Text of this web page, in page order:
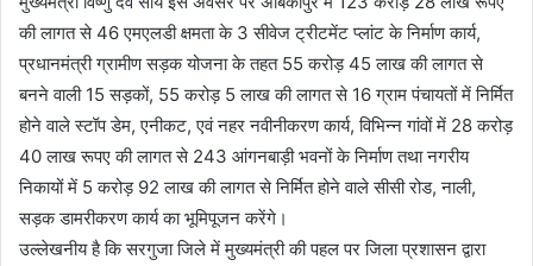
की लागत से 46 एमएलडी क्षमता के 3 सीवेज ट्रीटमेंट प्लांट के निर्माण कार्य,
प्रधानमंत्री ग्रामीण सड़क योजना के तहत 55 करोड़ 45 लाख की लागत से
बनने वाली 15 सड़कों, 55 करोड़ 5 लाख की लागत से 16 ग्राम पंचायतों में निर्मित
होने वाले स्टॉप डेम, एनीकट, एवं नहर नवीनीकरण कार्य, विभिन्न गांवों में 28 करोड़
40 लाख रूपए की लागत से 243 आंगनबाड़ी भवनों के निर्माण तथा नगरीय
निकायों में 5 करोड़ 92 लाख की लागत से निर्मित होने वाले सीसी रोड, नाली,
सड़क डामरीकरण कार्य का भूमिपूजन करेंगे।
उल्लेखनीय है कि सरगुजा जिले में मुख्यमंत्री की पहल पर जिला प्रशासन द्वारा